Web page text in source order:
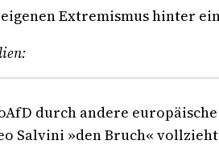
Extremismus hinter
durch andere
Salvini »den Bruch«